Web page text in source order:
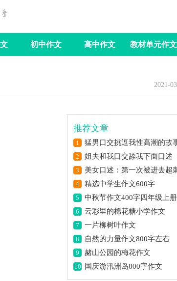
初中作文 高中作文 教材单元作文
2021-
推荐文章
1
2
3 美女口述：第一次被进去超
4 精选中学生作文600字
5 中秋节作文400字四年级上册
6 云彩里的棉花糖小学作文
7 一片柳树叶作文
8 自然的力量作文800字左右
9 赭山公园的梅花作文
10 国庆游汛洲岛800字作文